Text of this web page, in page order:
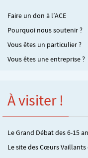
Faire un don à l’ACE
Pourquoi nous soutenir ?
Vous êtes un particulier ?
Vous êtes une entreprise ?
À visiter !
Le Grand Débat des 6-15
Le site des Cœurs